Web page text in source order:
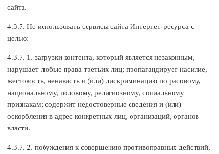
сайта.
4.3.7. Не использовать сервисы сайта Интернет-ресурса с
целью:
4.3.7. 1. загрузки контента, который является незаконным,
нарушает любые права третьих лиц; пропагандирует насилие,
жестокость, ненависть и (или) дискриминацию по расовому,
национальному, половому, религиозному, социальному
признакам; содержит недостоверные сведения и (или)
оскорбления в адрес конкретных лиц, организаций, органов
власти.
4.3.7. 2. побуждения к совершению противоправных действий,